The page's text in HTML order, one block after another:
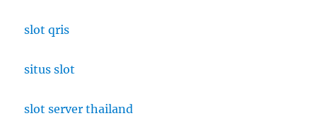
slot qris
situs slot
slot server thailand